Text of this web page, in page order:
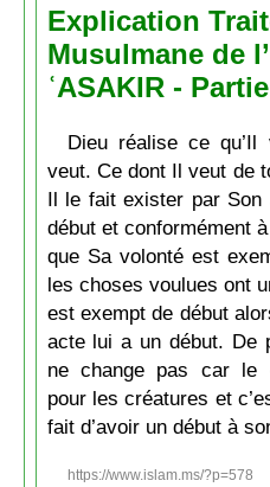
Explication
Musulmane de
ʿASAKIR -
Dieu réalise ce
veut. Ce dont Il veut de
Il le fait exister par
début et conformément
que Sa volonté est
les choses voulues ont
est exempt de début
acte lui a un début. De
ne change pas car le
pour les créatures et
fait d’avoir un début à
https://www.islam.ms/?p=578